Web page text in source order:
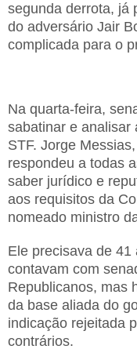
segunda derrota, já
do adversário Jair
complicada para o
Na quarta-feira,
sabatinar e analisar
STF. Jorge
respondeu a todas
saber jurídico e
aos requisitos da
nomeado ministro
Ele precisava de
contavam com
Republicanos, mas
da base aliada do
indicação rejeitada
contrários.